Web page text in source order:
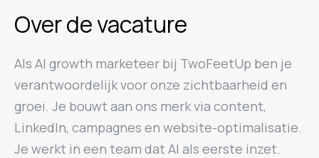
Over de vacature
Als AI growth marketeer bij TwoFeetUp ben je
verantwoordelijk voor onze zichtbaarheid en
groei. Je bouwt aan ons merk via content,
LinkedIn, campagnes en website-optimalisatie.
Je werkt in een team dat AI als eerste inzet.